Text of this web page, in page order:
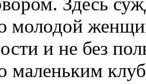
молодой
и не без
маленьким